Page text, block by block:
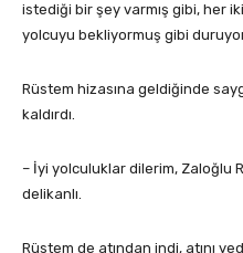
istediği bir şey varmış gibi, her
yolcuyu bekliyormuş gibi
Rüstem hizasına geldiğinde
kaldırdı.
– İyi yolculuklar dilerim, Zaloğlu
delikanlı.
Rüstem de atından indi, atını